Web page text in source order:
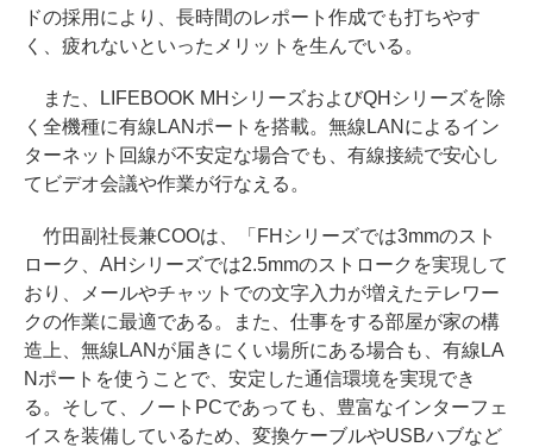
ドの採用により、長時間のレポート作成でも打ちやす
く、疲れないといったメリットを生んでいる。
また、LIFEBOOK MHシリーズおよびQHシリーズを除
く全機種に有線LANポートを搭載。無線LANによるイン
ターネット回線が不安定な場合でも、有線接続で安心し
てビデオ会議や作業が行なえる。
竹田副社長兼COOは、「FHシリーズでは3mmのスト
ローク、AHシリーズでは2.5mmのストロークを実現して
おり、メールやチャットでの文字入力が増えたテレワー
クの作業に最適である。また、仕事をする部屋が家の構
造上、無線LANが届きにくい場所にある場合も、有線LA
Nポートを使うことで、安定した通信環境を実現でき
る。そして、ノートPCであっても、豊富なインターフェ
イスを装備しているため、変換ケーブルやUSBハブなど